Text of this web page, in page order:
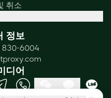
취소
정보
830-6004
디어